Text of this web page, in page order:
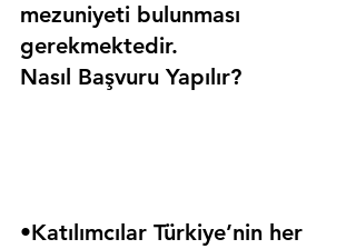
mezuniyeti bulunması
gerekmektedir.
Nasıl Başvuru Yapılır?
•Katılımcılar Türkiye’nin her